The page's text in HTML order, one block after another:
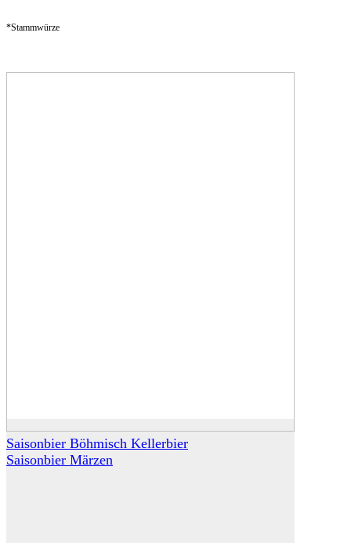
*Stammwürze
Saisonbier Böhmisch Kellerbier
Saisonbier Märzen